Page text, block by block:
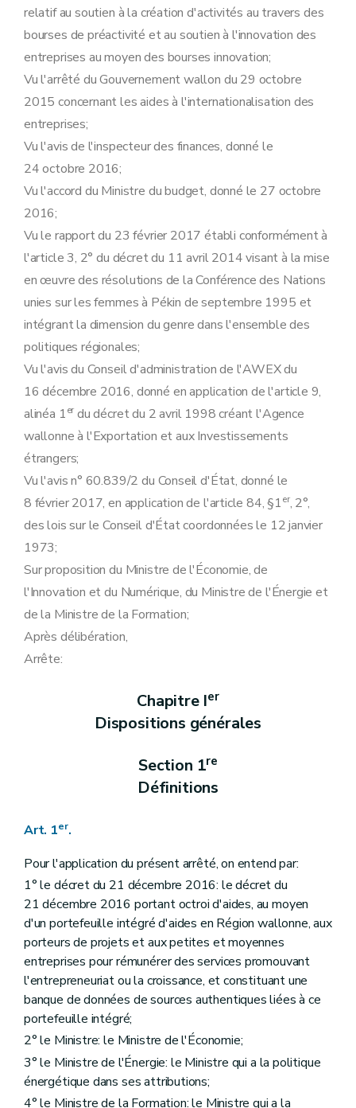
relatif au soutien à la création d'activités au travers des
bourses de préactivité et au soutien à l'innovation des
entreprises au moyen des bourses innovation;
Vu l'arrêté du Gouvernement wallon du 29 octobre
2015 concernant les aides à l'internationalisation des
entreprises;
Vu l'avis de l'inspecteur des finances, donné le
24 octobre 2016;
Vu l'accord du Ministre du budget, donné le 27 octobre
2016;
Vu le rapport du 23 février 2017 établi conformément à
l'article 3, 2° du décret du 11 avril 2014 visant à la mise
en œuvre des résolutions de la Conférence des Nations
unies sur les femmes à Pékin de septembre 1995 et
intégrant la dimension du genre dans l'ensemble des
politiques régionales;
Vu l'avis du Conseil d'administration de l'AWEX du
16 décembre 2016, donné en application de l'article 9,
alinéa 1er du décret du 2 avril 1998 créant l'Agence
wallonne à l'Exportation et aux Investissements
étrangers;
Vu l'avis n° 60.839/2 du Conseil d'État, donné le
8 février 2017, en application de l'article 84, §1er, 2°,
des lois sur le Conseil d'État coordonnées le 12 janvier
1973;
Sur proposition du Ministre de l'Économie, de
l'Innovation et du Numérique, du Ministre de l'Énergie et
de la Ministre de la Formation;
Après délibération,
Arrête:
Chapitre Ier
Dispositions générales
Section 1re
Définitions
Art. 1er.
Pour l'application du présent arrêté, on entend par:
1° le décret du 21 décembre 2016: le décret du
21 décembre 2016 portant octroi d'aides, au moyen
d'un portefeuille intégré d'aides en Région wallonne, aux
porteurs de projets et aux petites et moyennes
entreprises pour rémunérer des services promouvant
l'entrepreneuriat ou la croissance, et constituant une
banque de données de sources authentiques liées à ce
portefeuille intégré;
2° le Ministre: le Ministre de l'Économie;
3° le Ministre de l'Énergie: le Ministre qui a la politique
énergétique dans ses attributions;
4° le Ministre de la Formation: le Ministre qui a la